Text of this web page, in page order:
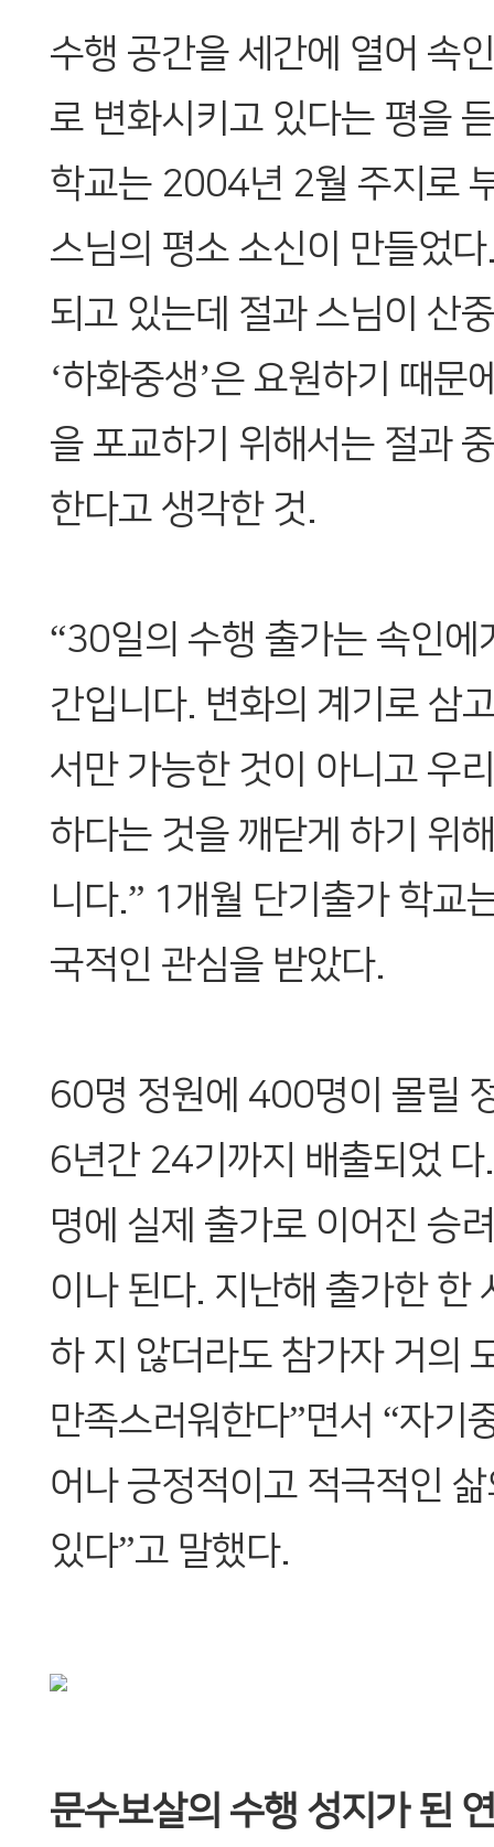
수행 공간을 세간에 열어 속
로 변화시키고 있다는 평을
학교는 2004년 2월 주지로
스님의 평소 소신이 만들었
되고 있는데 절과 스님이 산
‘하화중생’은 요원하기 때문
을 포교하기 위해서는 절과
한다고 생각한 것.
“30일의 수행 출가는 속인에
간입니다. 변화의 계기로 삼
서만 가능한 것이 아니고 우
하다는 것을 깨닫게 하기 위
니다.” 1개월 단기출가 학교
국적인 관심을 받았다.
60명 정원에 400명이 몰릴
6년간 24기까지 배출되었
명에 실제 출가로 이어진 승
이나 된다. 지난해 출가한 한
하 지 않더라도 참가자 거의
만족스러워한다”면서 “자기
어나 긍정적이고 적극적인
있다”고 말했다.
문수보살의 수행 성지가 된